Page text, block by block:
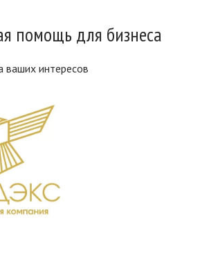
помощь для бизнеса
интересов